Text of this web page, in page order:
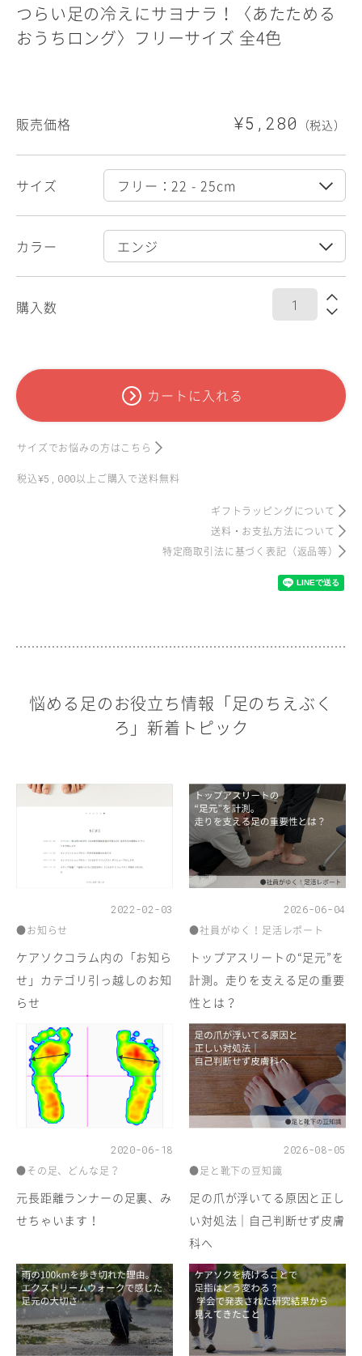
つらい足の冷えにサヨナラ！〈あたためる
おうちロング〉フリーサイズ 全4色
販売価格 ¥5,280 （税込）
サイズ
カラー
購入数
カートに入れる
サイズでお悩みの方はこちら
税込¥5,000以上ご購入で送料無料
ギフトラッピングについて
送料・お支払方法について
特定商取引法に基づく表記 （返品等）
悩める足のお役立ち情報「足のちえぶく
ろ」新着トピック
2022-02-03
●お知らせ
ケアソクコラム内の「お知ら
せ」カテゴリ引っ越しのお知
らせ
2026-06-04
●社員がゆく！足活レポート
トップアスリートの“足元”を
計測。走りを支える足の重要
性とは？
2020-06-18
●その足、どんな足？
元長距離ランナーの足裏、み
せちゃいます！
2026-08-05
●足と靴下の豆知識
足の爪が浮いてる原因と正し
い対処法｜自己判断せず皮膚
科へ